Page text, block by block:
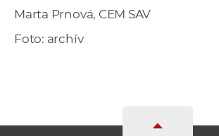
Marta Prnová, CEM SAV
Foto: archív